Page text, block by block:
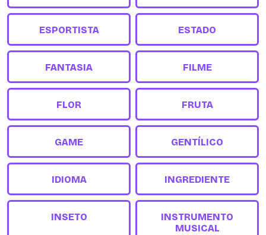
ESPORTISTA ESTADO
FANTASIA FILME
FLOR FRUTA
GAME GENTÍLICO
IDIOMA INGREDIENTE
INSETO
INSTRUMENTO
MUSICAL